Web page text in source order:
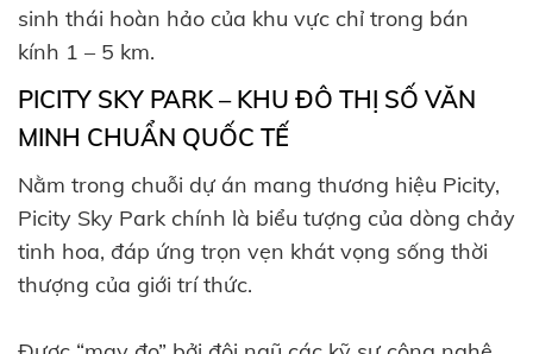
sinh thái hoàn hảo của khu vực chỉ trong bán
kính 1 – 5 km.
PICITY SKY PARK – KHU ĐÔ THỊ SỐ VĂN
MINH CHUẨN QUỐC TẾ
Nằm trong chuỗi dự án mang thương hiệu Picity,
Picity Sky Park chính là biểu tượng của dòng chảy
tinh hoa, đáp ứng trọn vẹn khát vọng sống thời
thượng của giới trí thức.